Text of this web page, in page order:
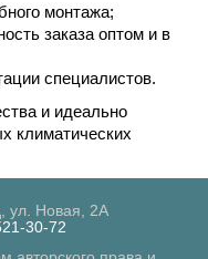
монтажа;
заказа оптом и в
специалистов.
и идеально
климатических
ул. Новая, 2А
30-72